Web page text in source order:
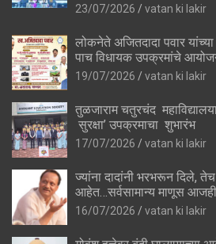
23/07/2026 vatan ki lakir
लोकनेते अजितदादा पवार
पाच विधायक उपक्रमांचे
19/07/2026 vatan ki lakir
तुळजाराम चतुरचंद
सुरक्षा’ उपक्रमाचा शुभारंभ
17/07/2026 vatan ki lakir
ज्यांना दादांनी भरभरून दिले,
आहेत…सर्वसामान्य माणूस आजही
16/07/2026 vatan ki lakir